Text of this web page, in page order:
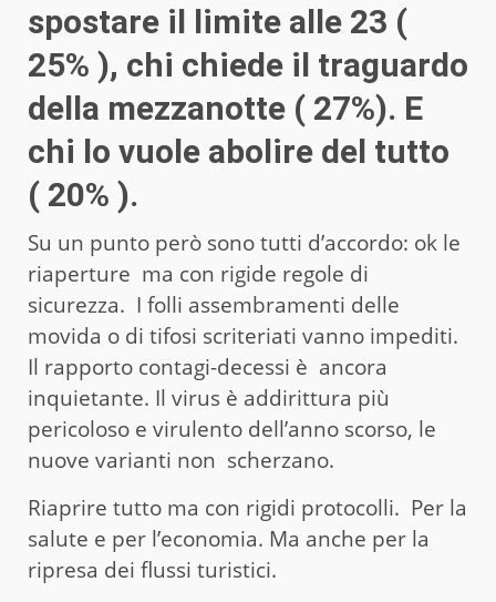
spostare il limite alle 23 (
25% ), chi chiede il traguardo
della mezzanotte ( 27%). E
chi lo vuole abolire del tutto
( 20% ).
Su un punto però sono tutti d’accordo: ok le
riaperture ma con rigide regole di
sicurezza. I folli assembramenti delle
movida o di tifosi scriteriati vanno impediti.
Il rapporto contagi-decessi è ancora
inquietante. Il virus è addirittura più
pericoloso e virulento dell’anno scorso, le
nuove varianti non scherzano.
Riaprire tutto ma con rigidi protocolli. Per la
salute e per l’economia. Ma anche per la
ripresa dei flussi turistici.